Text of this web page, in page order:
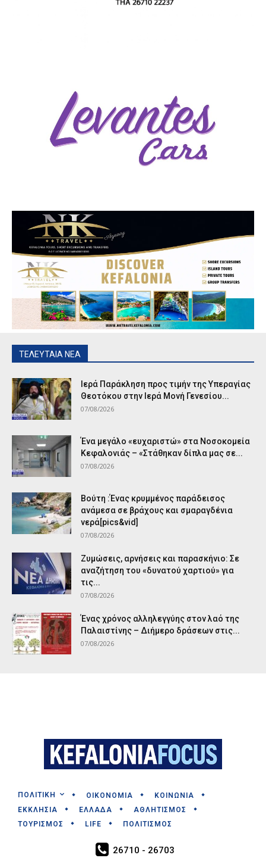
ΤΕΛΕΥΤΑΙΑ ΝΕΑ
Ιερά Παράκληση προς τιμήν της Υπεραγίας
Θεοτόκου στην Ιερά Μονή Γενεσίου...
07/08/2026
Ένα μεγάλο «ευχαριστώ» στα Νοσοκομεία
Κεφαλονιάς – «Στάθηκαν δίπλα μας σε...
07/08/2026
Βούτη :Ένας κρυμμένος παράδεισος
ανάμεσα σε βράχους και σμαραγδένια
νερά[pics&vid]
07/08/2026
Ζυμώσεις, αρνήσεις και παρασκήνιο: Σε
αναζήτηση του «δυνατού χαρτιού» για
τις...
07/08/2026
Ένας χρόνος αλληλεγγύης στον λαό της
Παλαιστίνης – Διήμερο δράσεων στις...
07/08/2026
ΠΟΛΙΤΙΚΗ ΟΙΚΟΝΟΜΙΑ
ΚΟΙΝΩΝΙΑ
ΕΚΚΛΗΣΙΑ
ΕΛΛΑΔΑ
ΑΘΛΗΤΙΣΜΟΣ
ΤΟΥΡΙΣΜΟΣ
LIFE ΠΟΛΙΤΙΣΜΟΣ
26710 - 26703